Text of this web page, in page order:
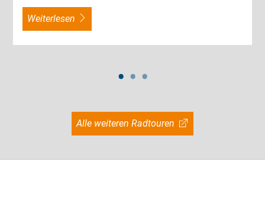
weiterlesen
Alle weiteren Radtouren